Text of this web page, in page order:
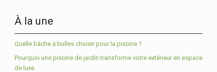
À la une
Quelle bâche à bulles choisir pour la piscine ?
Pourquoi une piscine de jardin transforme votre extérieur en espace
de luxe